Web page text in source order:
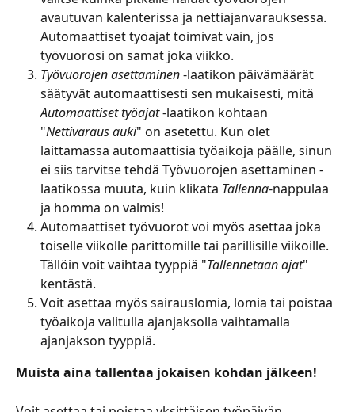
avautuvan kalenterissa ja nettiajanvarauksessa.
Automaattiset työajat toimivat vain, jos
työvuorosi on samat joka viikko.
Työvuorojen asettaminen -laatikon päivämäärät
säätyvät automaattisesti sen mukaisesti, mitä
Automaattiset työajat -laatikon kohtaan
"Nettivaraus auki" on asetettu. Kun olet
laittamassa automaattisia työaikoja päälle, sinun
ei siis tarvitse tehdä Työvuorojen asettaminen -
laatikossa muuta, kuin klikata Tallenna-nappulaa
ja homma on valmis!
Automaattiset työvuorot voi myös asettaa joka
toiselle viikolle parittomille tai parillisille viikoille.
Tällöin voit vaihtaa tyyppiä "Tallennetaan ajat"
kentästä.
Voit asettaa myös sairauslomia, lomia tai poistaa
työaikoja valitulla ajanjaksolla vaihtamalla
ajanjakson tyyppiä.
Muista aina tallentaa jokaisen kohdan jälkeen!